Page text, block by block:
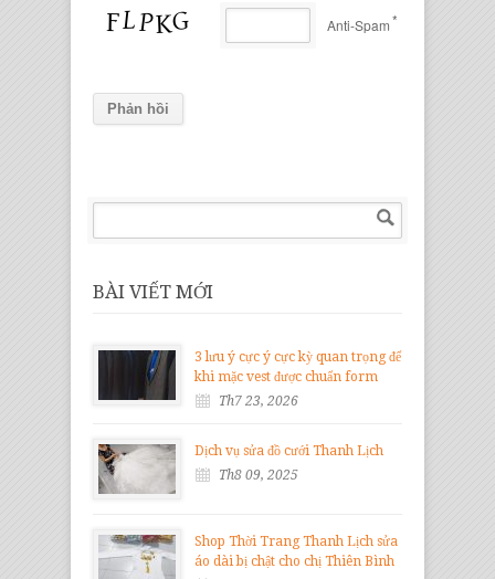
Anti-Spam*
BÀI VIẾT MỚI
3 lưu ý cực ý cực kỳ quan trọng để
khi mặc vest được chuẩn form
Th7 23, 2026
Dịch vụ sửa đồ cưới Thanh Lịch
Th8 09, 2025
Shop Thời Trang Thanh Lịch sửa
áo dài bị chật cho chị Thiên Bình